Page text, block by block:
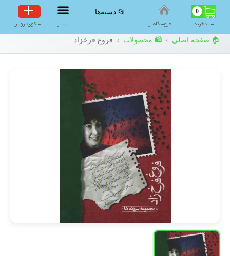
0
سبد‌خرید فروشگاه‌ناز
📂 دسته‌ها
بیشتر سکوی‌فروش
🏠 صفحه اصلی › 🛍️ محصولات › فروغ فرخزاد